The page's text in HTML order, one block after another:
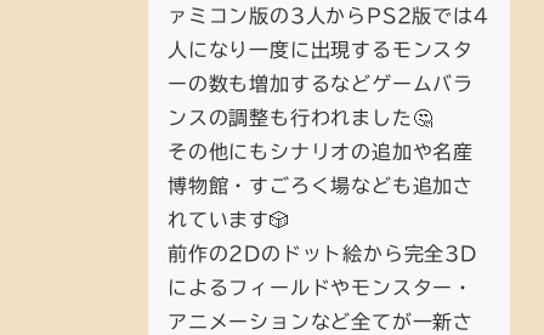
ァミコン版の3人からPS2版では4
人になり一度に出現するモンスタ
ーの数も増加するなどゲームバラ
ンスの調整も行われました🤔
その他にもシナリオの追加や名産
博物館・すごろく場なども追加さ
れています🎲
前作の2Dのドット絵から完全3D
によるフィールドやモンスター・
アニメーションなど全てが一新さ